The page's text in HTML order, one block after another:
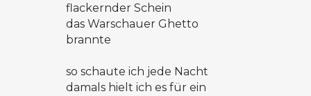
flackernder Schein
das Warschauer Ghetto
brannte
so schaute ich jede Nacht
damals hielt ich es für ein